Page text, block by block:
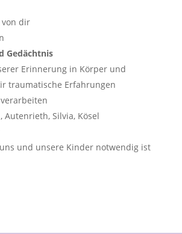
von dir
Gedächtnis
Erinnerung in Körper und
traumatische Erfahrungen
Autenrieth, Silvia, Kösel
und unsere Kinder notwendig ist